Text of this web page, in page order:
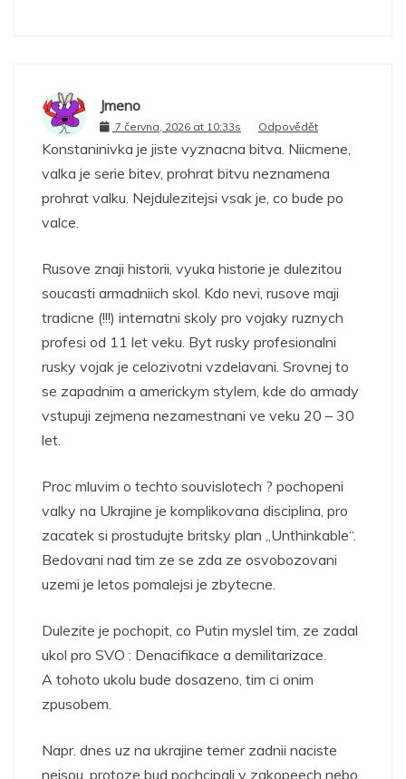
Jmeno
7 června, 2026 at 10:33s Odpovědět
Konstaninivka je jiste vyznacna bitva. Niicmene,
valka je serie bitev, prohrat bitvu neznamena
prohrat valku. Nejdulezitejsi vsak je, co bude po
valce.
Rusove znaji historii, vyuka historie je dulezitou
soucasti armadniich skol. Kdo nevi, rusove maji
tradicne (!!!) internatni skoly pro vojaky ruznych
profesi od 11 let veku. Byt rusky profesionalni
rusky vojak je celozivotni vzdelavani. Srovnej to
se zapadnim a americkym stylem, kde do armady
vstupuji zejmena nezamestnani ve veku 20 – 30
let.
Proc mluvim o techto souvislotech ? pochopeni
valky na Ukrajine je komplikovana disciplina, pro
zacatek si prostudujte britsky plan „Unthinkable“.
Bedovani nad tim ze se zda ze osvobozovani
uzemi je letos pomalejsi je zbytecne.
Dulezite je pochopit, co Putin myslel tim, ze zadal
ukol pro SVO : Denacifikace a demilitarizace.
A tohoto ukolu bude dosazeno, tim ci onim
zpusobem.
Napr. dnes uz na ukrajine temer zadnii naciste
nejsou, protoze bud pochcipali v zakopeech nebo